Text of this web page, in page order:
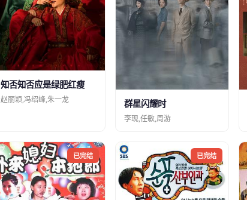
知否知否应是绿肥红瘦
赵丽颖,冯绍峰,朱一龙 群星闪耀时
李现,任敏,周游
已完结 已完结